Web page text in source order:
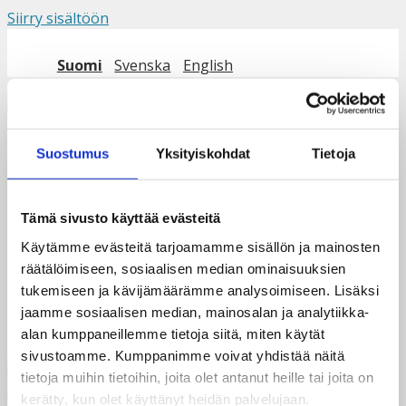
Suostumus Yksityiskohdat Tietoja
Tämä sivusto käyttää evästeitä
Käytämme evästeitä tarjoamamme sisällön ja mainosten
räätälöimiseen, sosiaalisen median ominaisuuksien
tukemiseen ja kävijämäärämme analysoimiseen. Lisäksi
jaamme sosiaalisen median, mainosalan ja analytiikka-
alan kumppaneillemme tietoja siitä, miten käytät
sivustoamme. Kumppanimme voivat yhdistää näitä
tietoja muihin tietoihin, joita olet antanut heille tai joita on
kerätty, kun olet käyttänyt heidän palvelujaan.
Siirry sisältöön
Suomi Svenska English
Ch-leiri-ideoita